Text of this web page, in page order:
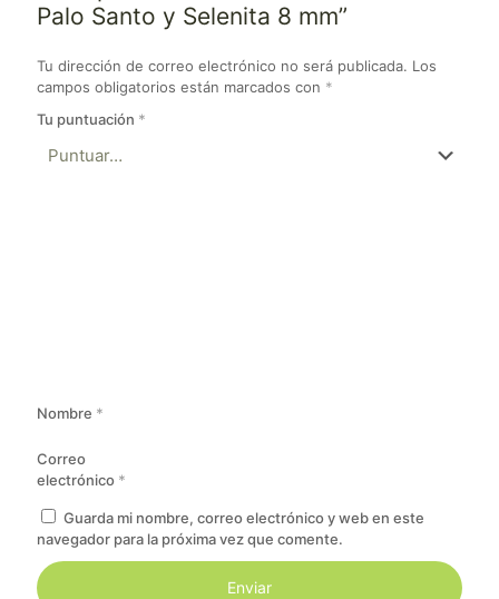
Palo Santo y Selenita 8 mm”
Tu dirección de correo electrónico no será publicada. Los
campos obligatorios están marcados con *
Tu puntuación *
Nombre *
Correo
electrónico *
Guarda mi nombre, correo electrónico y web en este
navegador para la próxima vez que comente.